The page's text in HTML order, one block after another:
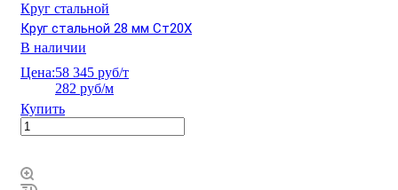
Круг стальной
Круг стальной 28 мм Ст20Х
В наличии
Цена:58 345 руб/т
282 руб/м
Купить